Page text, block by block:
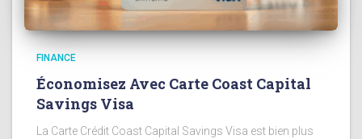
FINANCE
Économisez Avec Carte Coast Capital
Savings Visa
La Carte Crédit Coast Capital Savings Visa est bien plus